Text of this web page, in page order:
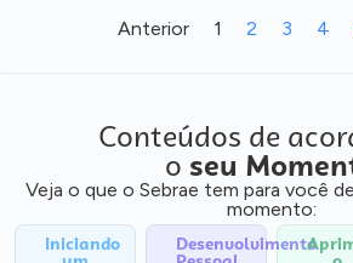
Anterior 1 2 3 4
Conteúdos de
o seu
Veja o que o Sebrae tem para você
momento:
Iniciando Desenvolvimento